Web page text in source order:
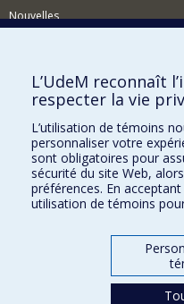
Nouvelles
Comment soutenir le
BESOIN D'AIDE?
Plan du site
Signaler une erreur
Accessibilité
FACULTÉ DES ARTS ET DES
Nos départements et écoles
L’UdeM reconnaît
respecter la vie
L’utilisation de témoins
personnaliser votre
sont obligatoires pour
sécurité du site Web,
préférences. En
utilisation de témoins